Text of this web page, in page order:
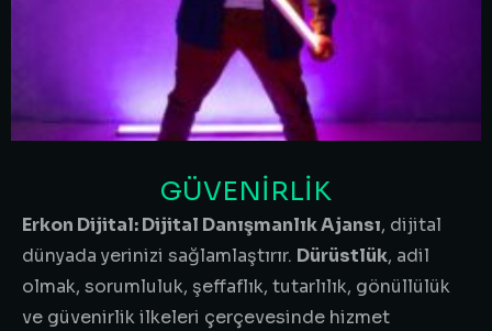
GÜVENİRLİK
Erkon Dijital: Dijital Danışmanlık Ajansı, dijital
dünyada yerinizi sağlamlaştırır. Dürüstlük, adil
olmak, sorumluluk, şeffaflık, tutarlılık, gönüllülük
ve güvenirlik ilkeleri çerçevesinde hizmet